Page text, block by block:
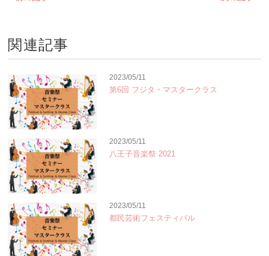
関連記事
2023/05/11
第6回 フジタ・マスタークラス
2023/05/11
八王子音楽祭 2021
2023/05/11
都民芸術フェスティバル